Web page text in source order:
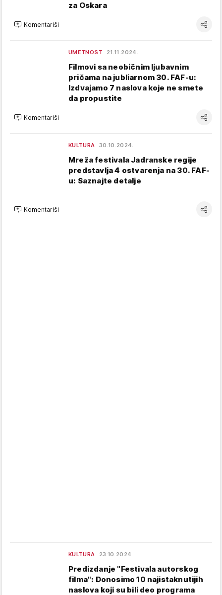
za Oskara
Komentariši
UMETNOST 21.11.2024.
Filmovi sa neobičnim ljubavnim
pričama na jubliarnom 30. FAF-u:
Izdvajamo 7 naslova koje ne smete
da propustite
Komentariši
KULTURA 30.10.2024.
Mreža festivala Jadranske regije
predstavlja 4 ostvarenja na 30. FAF-
u: Saznajte detalje
Komentariši
KULTURA 23.10.2024.
Predizdanje "Festivala autorskog
filma": Donosimo 10 najistaknutijih
naslova koji su bili deo programa